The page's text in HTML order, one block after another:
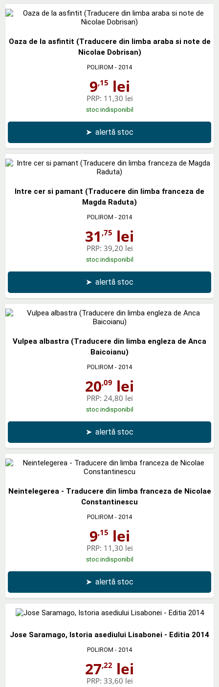
Oaza de la asfintit (Traducere din limba araba si note de
Nicolae Dobrisan)
POLIROM - 2014
9,15 lei
PRP: 11,30 lei
stoc indisponibil
➤ alertă stoc
Intre cer si pamant (Traducere din limba franceza de
Magda Raduta)
POLIROM - 2014
31 ,75 lei
PRP: 39,20 lei
stoc indisponibil
➤ alertă stoc
Vulpea albastra (Traducere din limba engleza de Anca
Baicoianu)
POLIROM - 2014
20,09 lei
PRP: 24,80 lei
stoc indisponibil
➤ alertă stoc
Neintelegerea - Traducere din limba franceza de Nicolae
Constantinescu
POLIROM - 2014
9,15 lei
PRP: 11,30 lei
stoc indisponibil
➤ alertă stoc
Jose Saramago, Istoria asediului Lisabonei - Editia 2014
POLIROM - 2014
27,22 lei
PRP: 33,60 lei